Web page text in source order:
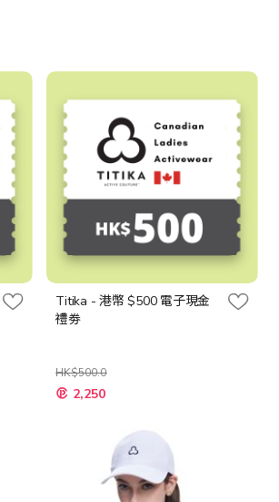
Titika - 港幣 $500 電子現金
禮劵
HK$500.0
特
殊 2,250